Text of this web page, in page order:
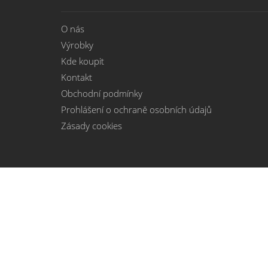
O nás
Výrobky
Kde koupit
Kontakt
Obchodní podmínky
Prohlášení o ochraně osobních údajů
Zásady cookies